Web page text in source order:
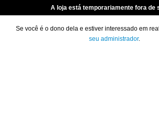
A loja está temporariamente fora de
Se você é o dono dela e estiver interessado em
seu administrador.